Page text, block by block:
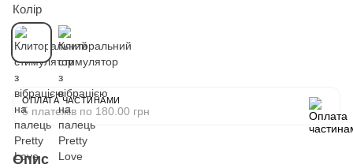
Колір
ОПЛАТА ЧАСТИНАМИ
5 платежів по 180.00 грн
Опис